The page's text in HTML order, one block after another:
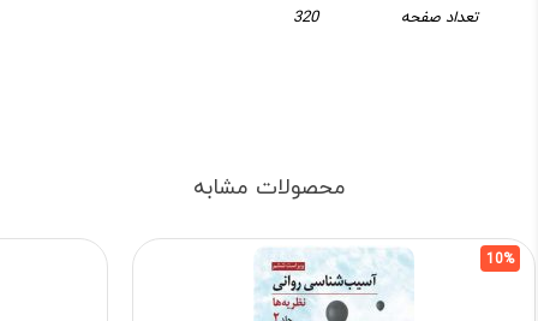
تعداد صفحه 320
محصولات مشابه
10%